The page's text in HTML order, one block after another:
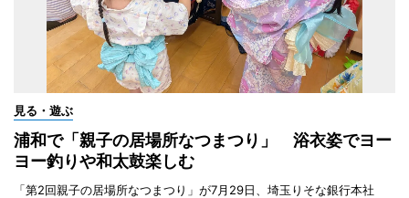
見る・遊ぶ
浦和で「親子の居場所なつまつり」 浴衣姿でヨー
ヨー釣りや和太鼓楽しむ
「第2回親子の居場所なつまつり」が7月29日、埼玉りそな銀行本社